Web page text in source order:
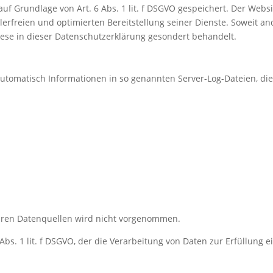
Grundlage von Art. 6 Abs. 1 lit. f DSGVO gespeichert. Der
und optimierten Bereitstellung seiner Dienste. Soweit
in dieser Datenschutzerklärung gesondert behandelt.
Informationen in so genannten Server-Log-Dateien,
Datenquellen wird nicht vorgenommen.
1 lit. f DSGVO, der die Verarbeitung von Daten zur Erfüllung